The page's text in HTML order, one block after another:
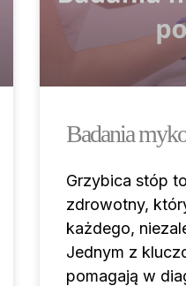
Badania
Grzybica stóp
zdrowotny,
każdego,
Jednym z
pomagają w